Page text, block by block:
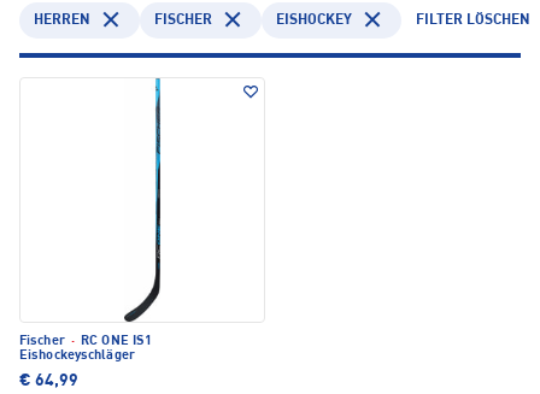
HERREN FISCHER EISHOCKEY FILTER LÖSCHEN
Fischer ·
RC ONE IS1
Eishockeyschläger
€ 64,99